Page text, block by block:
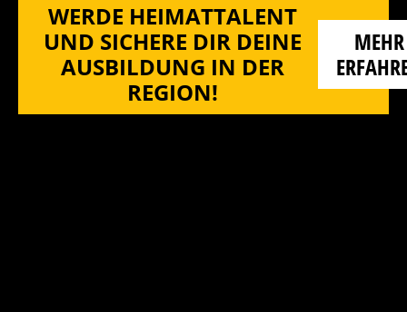
WERDE HEIMATTALENT
UND SICHERE DIR DEINE
AUSBILDUNG IN DER
REGION!
MEHR